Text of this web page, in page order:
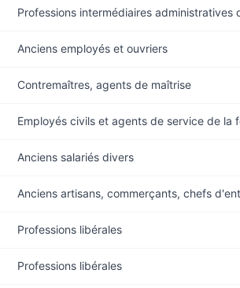
Professions intermédiaires administratives
Anciens employés et ouvriers
Contremaîtres, agents de maîtrise
Employés civils et agents de service de la
Anciens salariés divers
Anciens artisans, commerçants, chefs
Professions libérales
Professions libérales